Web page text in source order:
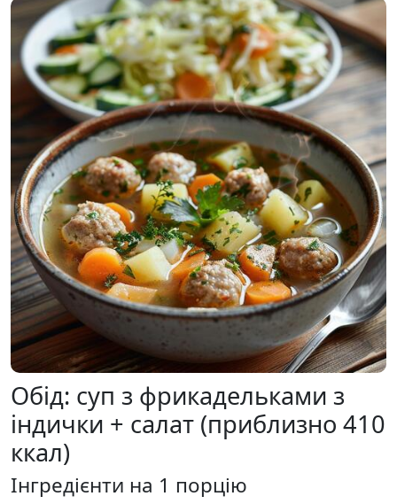
Обід: суп з фрикадельками з
індички + салат (приблизно 410
ккал)
Інгредієнти на 1 порцію